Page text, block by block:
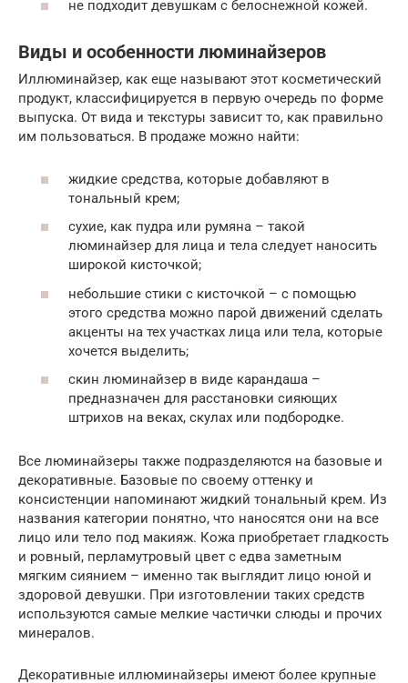
не подходит девушкам с белоснежной кожей.
Виды и особенности люминайзеров
Иллюминайзер, как еще называют этот косметический
продукт, классифицируется в первую очередь по форме
выпуска. От вида и текстуры зависит то, как правильно
им пользоваться. В продаже можно найти:
жидкие средства, которые добавляют в
тональный крем;
сухие, как пудра или румяна – такой
люминайзер для лица и тела следует наносить
широкой кисточкой;
небольшие стики с кисточкой – с помощью
этого средства можно парой движений сделать
акценты на тех участках лица или тела, которые
хочется выделить;
скин люминайзер в виде карандаша –
предназначен для расстановки сияющих
штрихов на веках, скулах или подбородке.
Все люминайзеры также подразделяются на базовые и
декоративные. Базовые по своему оттенку и
консистенции напоминают жидкий тональный крем. Из
названия категории понятно, что наносятся они на все
лицо или тело под макияж. Кожа приобретает гладкость
и ровный, перламутровый цвет с едва заметным
мягким сиянием – именно так выглядит лицо юной и
здоровой девушки. При изготовлении таких средств
используются самые мелкие частички слюды и прочих
минералов.
Декоративные иллюминайзеры имеют более крупные